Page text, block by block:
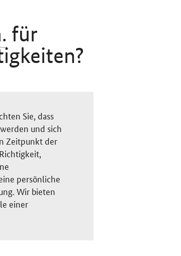
für
Sie, dass
und sich
Zeitpunkt der
persönliche
Wir bieten
einer